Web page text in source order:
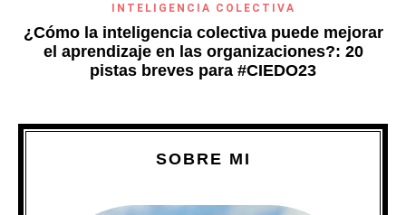
INTELIGENCIA COLECTIVA
¿Cómo la inteligencia colectiva puede mejorar
el aprendizaje en las organizaciones?: 20
pistas breves para #CIEDO23
SOBRE MI